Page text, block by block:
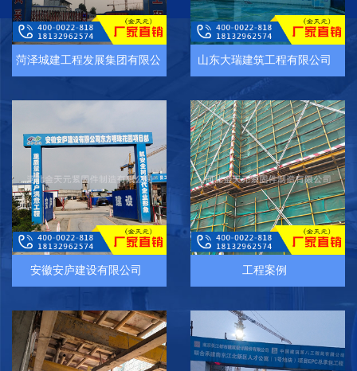
菏泽城建工程发展集团有限公司 山东大瑞建筑工程有限公司
安徽安庐建设有限公司 工程案例